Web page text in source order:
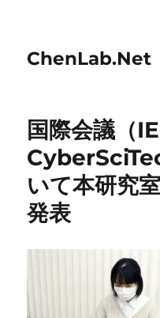
ChenLab.Net
国際会議（
いて本研究
発表